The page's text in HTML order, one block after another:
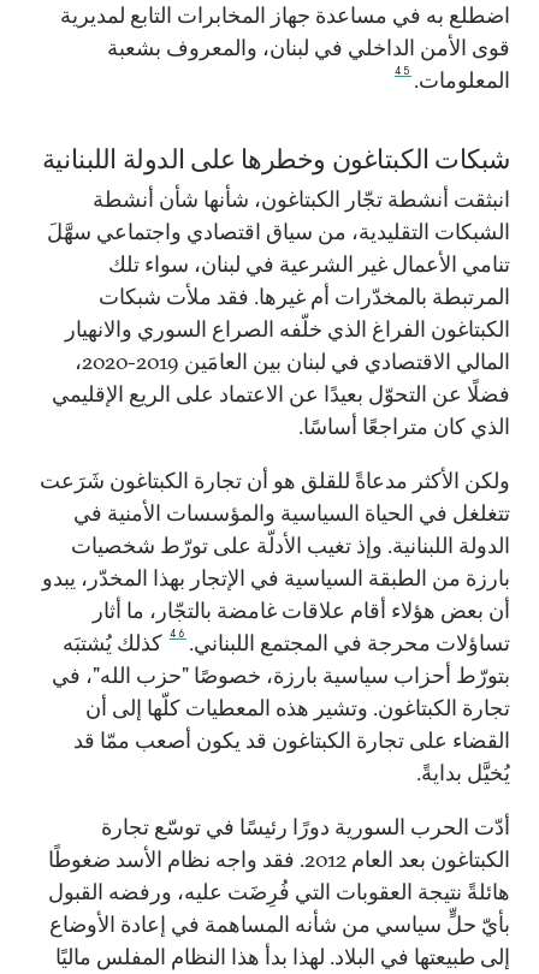
اضطلع به في مساعدة جهاز المخابرات التابع لمديرية
قوى الأمن الداخلي في لبنان، والمعروف بشعبة
المعلومات. 45
شبكات الكبتاغون وخطرها على الدولة اللبنانية
انبثقت أنشطة تجّار الكبتاغون، شأنها شأن أنشطة
الشبكات التقليدية، من سياق اقتصادي واجتماعي سهَّلَ
تنامي الأعمال غير الشرعية في لبنان، سواء تلك
المرتبطة بالمخدّرات أم غيرها. فقد ملأت شبكات
الكبتاغون الفراغ الذي خلّفه الصراع السوري والانهيار
المالي الاقتصادي في لبنان بين العامَين 2019-2020،
فضلًا عن التحوّل بعيدًا عن الاعتماد على الريع الإقليمي
الذي كان متراجعًا أساسًا.
ولكن الأكثر مدعاةً للقلق هو أن تجارة الكبتاغون شَرَعت
تتغلغل في الحياة السياسية والمؤسسات الأمنية في
الدولة اللبنانية. وإذ تغيب الأدلّة على تورّط شخصيات
بارزة من الطبقة السياسية في الإتجار بهذا المخدّر، يبدو
أن بعض هؤلاء أقام علاقات غامضة بالتجّار، ما أثار
تساؤلات محرجة في المجتمع اللبناني. 46 كذلك يُشتبَه
بتورّط أحزاب سياسية بارزة، خصوصًا "حزب الله"، في
تجارة الكبتاغون. وتشير هذه المعطيات كلّها إلى أن
القضاء على تجارة الكبتاغون قد يكون أصعب ممّا قد
يُخيَّل بدايةً.
أدّت الحرب السورية دورًا رئيسًا في توسّع تجارة
الكبتاغون بعد العام 2012. فقد واجه نظام الأسد ضغوطًا
هائلةً نتيجة العقوبات التي فُرِضَت عليه، ورفضه القبول
بأيّ حلٍّ سياسي من شأنه المساهمة في إعادة الأوضاع
إلى طبيعتها في البلاد. لهذا بدأ هذا النظام المفلس ماليًا